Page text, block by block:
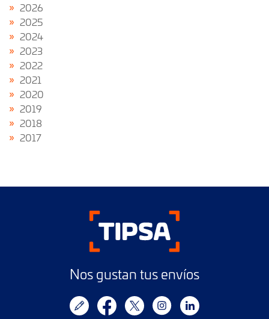
2026
2025
2024
2023
2022
2021
2020
2019
2018
2017
Nos gustan tus envíos